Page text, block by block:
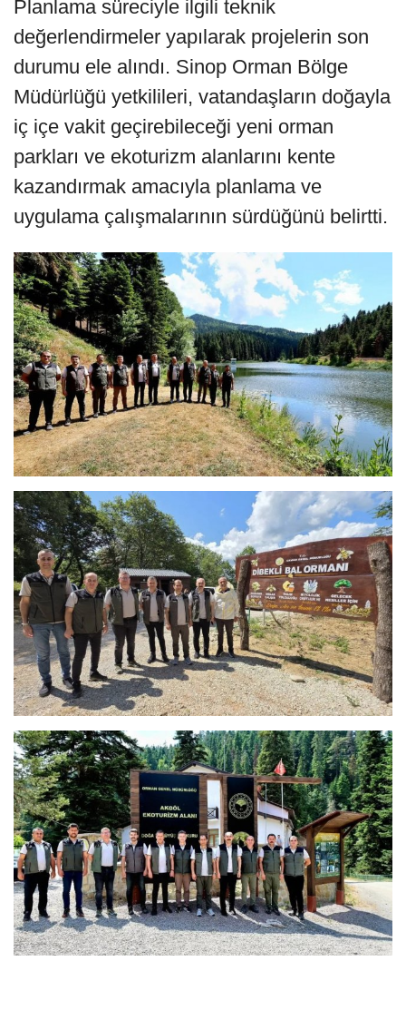
Planlama süreciyle ilgili teknik
değerlendirmeler yapılarak projelerin son
durumu ele alındı. Sinop Orman Bölge
Müdürlüğü yetkilileri, vatandaşların doğayla
iç içe vakit geçirebileceği yeni orman
parkları ve ekoturizm alanlarını kente
kazandırmak amacıyla planlama ve
uygulama çalışmalarının sürdüğünü belirtti.